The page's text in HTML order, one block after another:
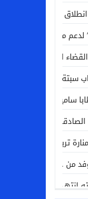
مشروع مائي
لدعم مرضى السرطان
لمواجهة ما
سبتة
ساميا إلى الأمة
الصادقة في مهرجان
تربوية تجمع بين
جمعية التضامن
انتهى ببعضها في